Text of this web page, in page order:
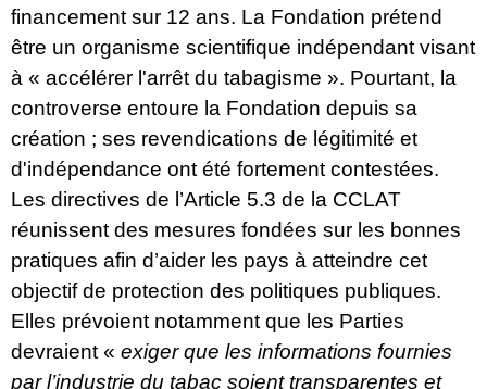
financement sur 12 ans. La Fondation prétend
être un organisme scientifique indépendant visant
à « accélérer l'arrêt du tabagisme ». Pourtant, la
controverse entoure la Fondation depuis sa
création ; ses revendications de légitimité et
d'indépendance ont été fortement contestées.
Les directives de l’Article 5.3 de la CCLAT
réunissent des mesures fondées sur les bonnes
pratiques afin d’aider les pays à atteindre cet
objectif de protection des politiques publiques.
Elles prévoient notamment que les Parties
devraient « exiger que les informations fournies
par l’industrie du tabac soient transparentes et